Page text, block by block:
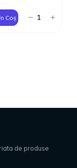
Coș
de produse